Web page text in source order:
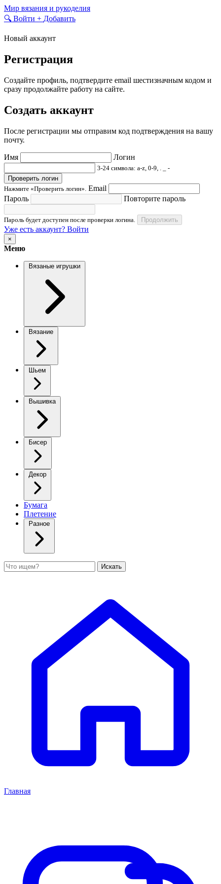
Skip
to
Мир вязания и рукоделия
🔍 Войти + Добавить
Новый аккаунт
Регистрация
Создайте профиль, подтвердите email шестизначным кодом и
сразу продолжайте работу на сайте.
Создать аккаунт
После регистрации мы отправим код подтверждения на вашу
почту.
Имя Логин
3-24 символа: a-z, 0-9, . _ -
Проверить логин
Нажмите «Проверить логин». Email
Пароль
Повторите пароль
Пароль будет доступен после проверки логина. Продолжить
Уже есть аккаунт? Войти
×
Меню
Вязаные игрушки
Вязание
Шьем
Вышивка
Бисер
Декор
Бумага
Плетение
Разное
Поиск Искать
Главная